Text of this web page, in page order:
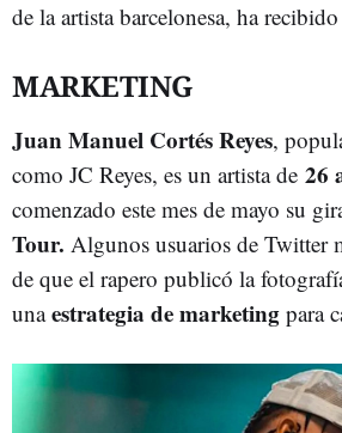
de la artista barcelonesa, ha
MARKETING
Juan Manuel Cortés Reyes,
como JC Reyes, es un artista de 26
comenzado este mes de mayo su
Tour. Algunos usuarios de Twitter
de que el rapero publicó la
unaestrategia de marketing para